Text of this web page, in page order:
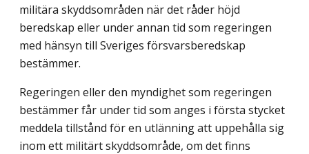
militära skyddsområden när det råder höjd
beredskap eller under annan tid som regeringen
med hänsyn till Sveriges försvarsberedskap
bestämmer.
Regeringen eller den myndighet som regeringen
bestämmer får under tid som anges i första stycket
meddela tillstånd för en utlänning att uppehålla sig
inom ett militärt skyddsområde, om det finns